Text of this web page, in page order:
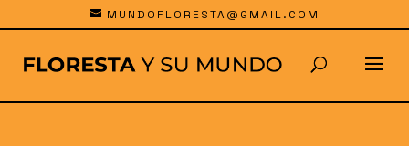
MUNDOFLORESTA@GMAIL.COM